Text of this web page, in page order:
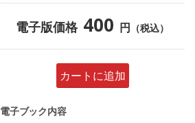
電子版価格 400 円 （税込）
カートに追加
電子ブック内容